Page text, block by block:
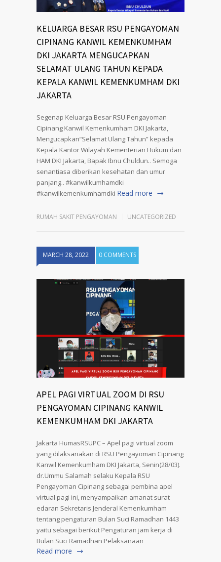
KELUARGA BESAR RSU PENGAYOMAN
CIPINANG KANWIL KEMENKUMHAM
DKI JAKARTA MENGUCAPKAN
SELAMAT ULANG TAHUN KEPADA
KEPALA KANWIL KEMENKUMHAM DKI
JAKARTA
Segenap Keluarga Besar RSU Pengayoman
Cipinang Kanwil Kemenkumham DKI Jakarta,
Mengucapkan“Selamat Ulang Tahun” kepada
Kepala Kantor Wilayah Kementerian Hukum dan
HAM DKI Jakarta, Bapak Ibnu Chuldun.. Semoga
senantiasa diberikan kesehatan dan umur
panjang.. #kanwilkumhamdki
#kanwilkemenkumhamdki Read more
RUMAH SAKIT PENGAYOMAN UNCATEGORIZED
MARCH 28, 2022 0 COMMENTS
APEL PAGI VIRTUAL ZOOM DI RSU
PENGAYOMAN CIPINANG KANWIL
KEMENKUMHAM DKI JAKARTA
Jakarta HumasRSUPC – Apel pagi virtual zoom
yang dilaksanakan di RSU Pengayoman Cipinang
Kanwil Kemenkumham DKI Jakarta, Senin(28/03).
dr.Ummu Salamah selaku Kepala RSU
Pengayoman Cipinang sebagai pembina apel
virtual pagi ini, menyampaikan amanat surat
edaran Sekretaris Jenderal Kemenkumham
tentang pengaturan Bulan Suci Ramadhan 1443
yaitu sebagai berikut Pengaturan jam kerja di
Bulan Suci Ramadhan Pelaksanaan
Read more